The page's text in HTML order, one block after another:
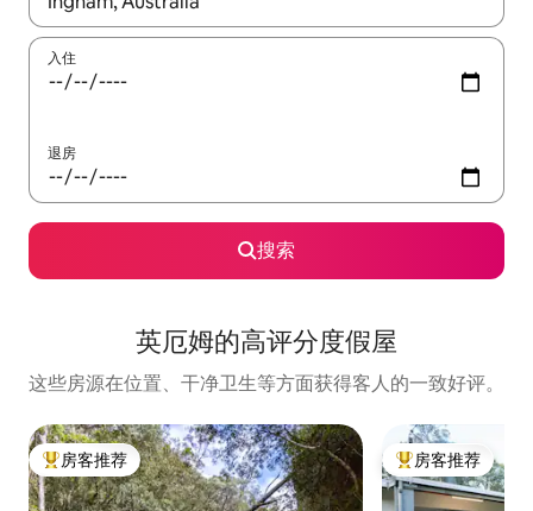
入住
退房
搜索
英厄姆的高评分度假屋
这些房源在位置、干净卫生等方面获得客人的一致好评。
热门「房客推荐」
房客推荐 热门「房客推荐」
房客推荐